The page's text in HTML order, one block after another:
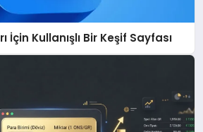
İçin Kullanışlı Bir Keşif Sayfası